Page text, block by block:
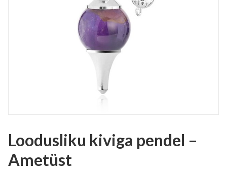
Loodusliku kiviga pendel –
Ametüst